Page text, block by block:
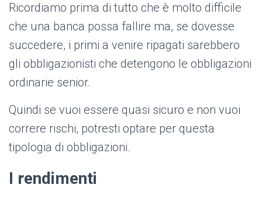
Ricordiamo prima di tutto che è molto difficile
che una banca possa fallire ma, se dovesse
succedere, i primi a venire ripagati sarebbero
gli obbligazionisti che detengono le obbligazioni
ordinarie senior.
Quindi se vuoi essere quasi sicuro e non vuoi
correre rischi, potresti optare per questa
tipologia di obbligazioni.
I rendimenti